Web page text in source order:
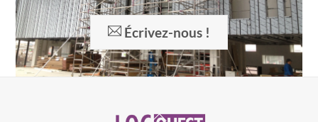
Écrivez-nous !
Back